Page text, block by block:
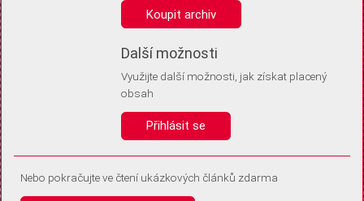
Anonymní unikátní ID
Díky němu příště poznáme, že se jedná o stejné zařízení, a
Identifikátor je zcela anonymní.
Vaše souhlasy a odmítnutí si ukládáme do vašeho zařízení, abychom se
vás už příště znovu neptali. Můžete je kdykoli později upravit ve Správě
Koupit archiv
Další možnosti
Využijte další možnosti, jak získat placený
obsah
Přihlásit se
Nebo pokračujte ve čtení ukázkových článků zdarma